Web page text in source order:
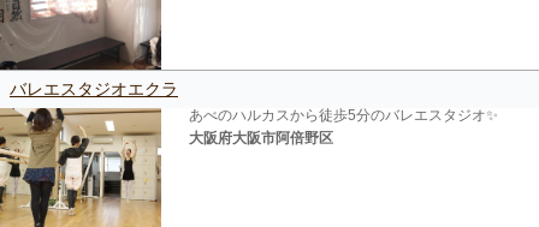
バレエスタジオエクラ
あべのハルカスから徒歩5分のバレエスタジオ✨
大阪府大阪市阿倍野区